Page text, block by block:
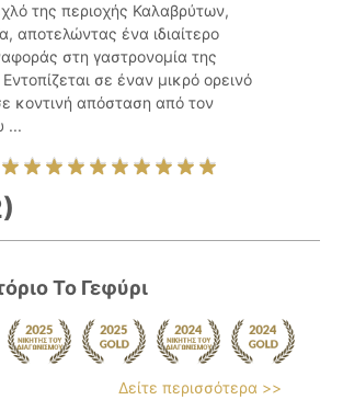
της περιοχής Καλαβρύτων,
αποτελώντας ένα ιδιαίτερο
στη γαστρονομία της
σε έναν μικρό ορεινό
κοντινή απόσταση από τον
...
Το Γεφύρι
Δείτε περισσότερα >>